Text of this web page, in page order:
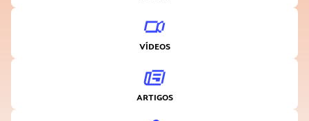
VÍDEOS
ARTIGOS